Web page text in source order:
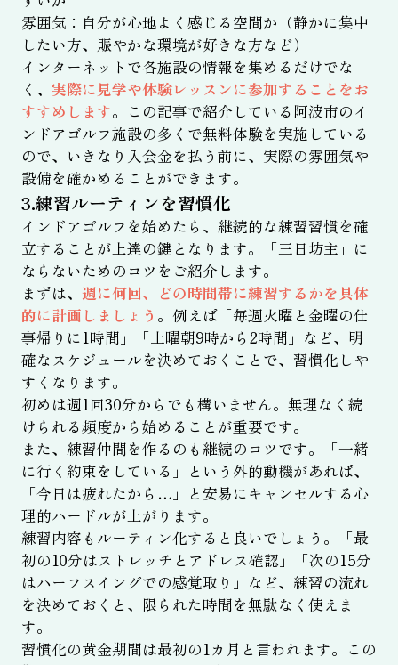
雰囲気：自分が心地よく感じる空間か（静かに集中
したい方、賑やかな環境が好きな方など）
インターネットで各施設の情報を集めるだけでな
く、 実際に見学や体験レッスンに参加することをお
すすめします。この記事で紹介している阿波市のイ
ンドアゴルフ施設の多くで無料体験を実施している
ので、いきなり入会金を払う前に、実際の雰囲気や
設備を確かめることができます。
3.練習ルーティンを習慣化
インドアゴルフを始めたら、継続的な練習習慣を確
立することが上達の鍵となります。「三日坊主」に
ならないためのコツをご紹介します。
まずは、 週に何回、どの時間帯に練習するかを具体
的に計画しましょう 。例えば「毎週火曜と金曜の仕
事帰りに1時間」「土曜朝9時から2時間」など、明
確なスケジュールを決めておくことで、習慣化しや
すくなります。
初めは週1回30分からでも構いません。無理なく続
けられる頻度から始めることが重要です。
また、練習仲間を作るのも継続のコツです。「一緒
に行く約束をしている」という外的動機があれば、
「今日は疲れたから…」と安易にキャンセルする心
理的ハードルが上がります。
練習内容もルーティン化すると良いでしょう。「最
初の10分はストレッチとアドレス確認」「次の15分
はハーフスイングでの感覚取り」など、練習の流れ
を決めておくと、限られた時間を無駄なく使えま
す。
習慣化の黄金期間は最初の1カ月と言われます。この